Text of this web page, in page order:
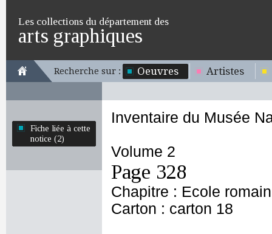
Les collections du département des
arts graphiques
Recherche sur : Oeuvres Artistes
Fiche liée à cette
notice (2)
Inventaire du Musée
Volume 2
Page 328
Chapitre : Ecole
Carton : carton 18